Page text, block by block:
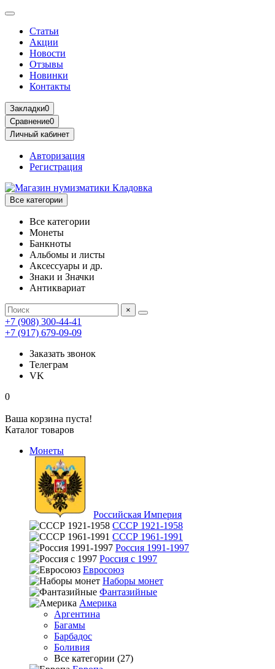
Статьи
Акции
Новости
Отзывы
Новинки
Контакты
Закладки0
Сравнение0
Личный кабинет
Авторизация
Регистрация
Все категории
Все категории
Монеты
Банкноты
Альбомы и листы
Аксессуары и др.
Знаки и Значки
Антиквариат
×
+7 (908) 300-44-41
+7 (917) 679-09-09
Заказать звонок
Телеграм
VK
0
Ваша корзина пуста!
Каталог товаров
Монеты
Российская Империя
СССР 1921-1958
СССР 1961-1991
Россия 1991-1997
Россия с 1997
Евросоюз
Наборы монет
Фантазийные
Америка
Аргентина
Багамы
Барбадос
Боливия
Все категории (27)